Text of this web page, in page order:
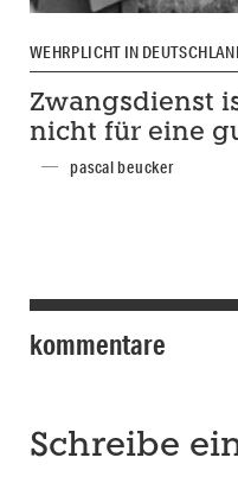
WEHRPLICHT IN
Zwangsdienst
nicht für eine
pascal beucker
kommentare
Schreibe